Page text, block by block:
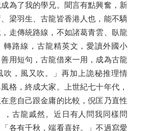
成為了我的學兄。聞言有點興奮，新
梁羽生、古龍皆香港人也，能不驕
走傳統路線，不如諸葛青雲、臥龍
轉路線，古龍精英文，愛讀外國小
用短句，古龍借來一用，成為古龍
，風又吹。」再加上詭秘推理情
格，終成大家。上世紀七十年代，
意自己跟金庸的比較，倪匡乃直性
，古龍戚然。近日有人問我同樣問
各有千秋，端看喜好。」不過寫愛